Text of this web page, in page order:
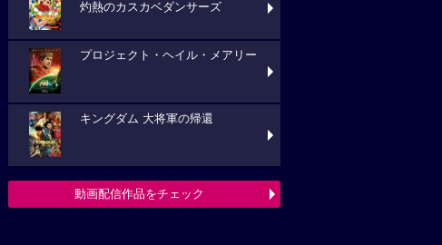
灼熱のカスカベダンサーズ
プロジェクト・ヘイル・メアリー
キングダム 大将軍の帰還
動画配信作品をチェック